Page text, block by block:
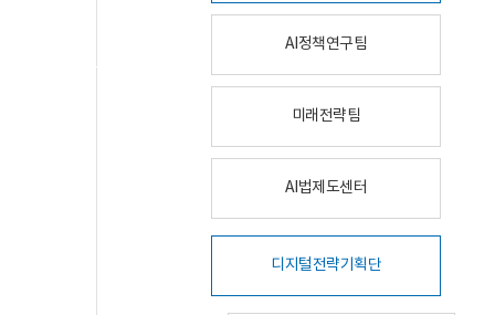
AI정책연구팀
미래전략팀
AI법제도센터
디지털전략기획단